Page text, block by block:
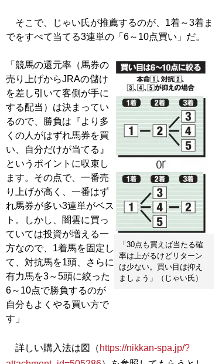
そこで、じゃい氏が推薦するのが、1着～3着ま
でをすべて当てる3連単の「6～10点買い」だ。
「30点も買えば当たる確
率は上がるけどリターン
は少ない。買い目は抑え
ましょう」（じゃい氏）
「競馬の還元率（馬券の
売り上げからJRAの儲け
を差し引いて客側が手に
する配当）は決まってい
るので、勝負は『より多
くの人がはずれ馬券を買
い、自分だけが当てる』
というポイントに収束し
ます。その点で、一番売
り上げが高く、一番はず
れ馬券が多い3連単がベス
ト。しかし、闇雲に買っ
ていては投資が増える一
方なので、1着馬を固定し
て、対抗馬を1頭、さらに
有力馬を3～5頭に絞った
6～10点で勝負するのが
自分もよくやる買い方で
す」
詳しい購入法は図（ https://nikkan-spa.jp/?